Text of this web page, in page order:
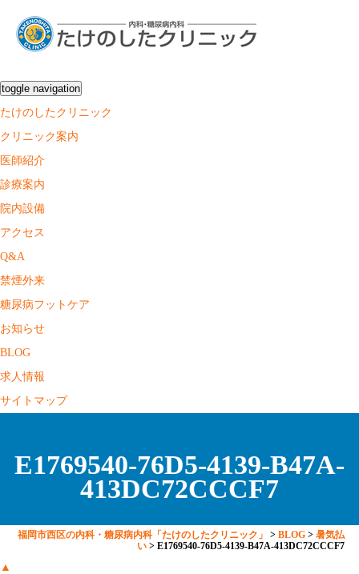
toggle navigation
たけのしたクリニック
クリニック案内
医師紹介
診療案内
院内設備
アクセス
Q&A
禁煙外来
糖尿病フットケア
お知らせ
BLOG
求人情報
サイトマップ
E1769540-76D5-4139-B47A-
413DC72CCCF7
福岡市西区の内科・糖尿病内科「たけのしたクリニック」 >BLOG >暑気払
い >E1769540-76D5-4139-B47A-413DC72CCCF7
▲